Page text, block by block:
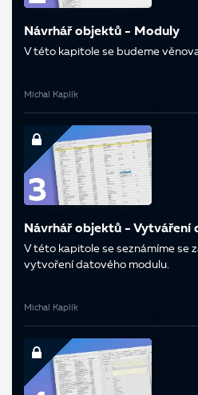
Návrhář objektů - Moduly
V této kapitole se budeme
Michal Kaplík
Návrhář objektů - Vytváření
V této kapitole se seznámíme se
vytvoření datového modulu.
Michal Kaplík